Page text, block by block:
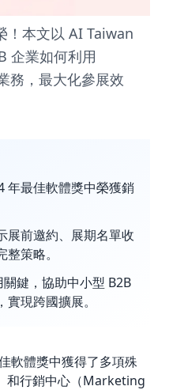
！本文以 AI Taiwan
企業如何利用
務，最大化參展效
年最佳軟體獎中榮獲銷
展前邀約、展期名單收
策略。
鍵，協助中小型 B2B
現跨國擴展。
軟體獎中獲得了多項殊
和行銷中心（Marketing